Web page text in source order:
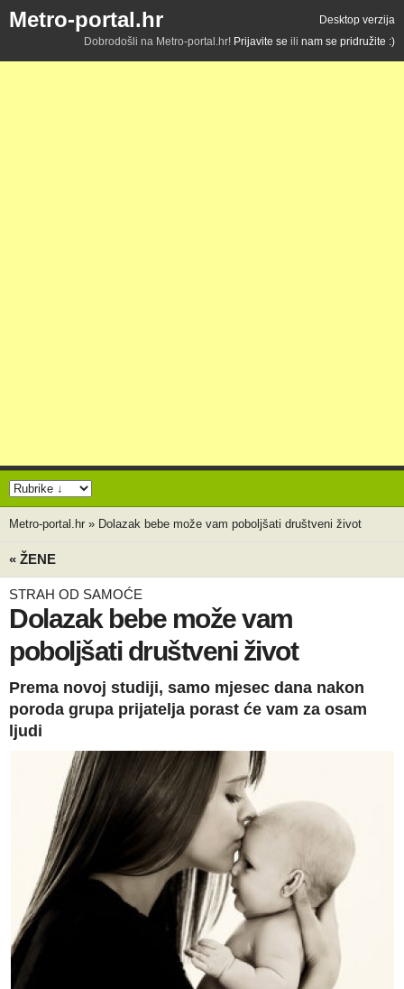
Metro-portal.hr
Desktop verzija
Dobrodošli na Metro-portal.hr! Prijavite se ili nam se pridružite :)
Metro-portal.hr » Dolazak bebe može vam poboljšati društveni život
« ŽENE
STRAH OD SAMOĆE
Dolazak bebe može vam
poboljšati društveni život
Prema novoj studiji, samo mjesec dana nakon
poroda grupa prijatelja porast će vam za osam
ljudi